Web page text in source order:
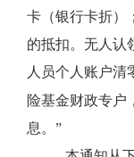
卡（银行卡折）
的抵扣。无人认
人员个人账户清
险基金财政专户
息。”